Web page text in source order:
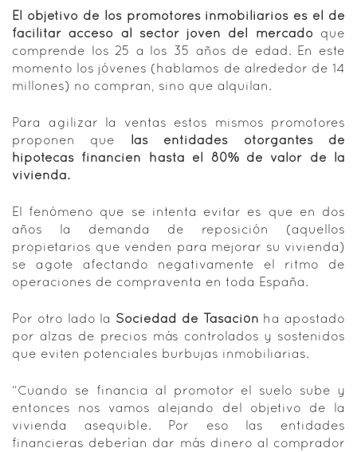
El objetivo de los promotores inmobiliarios es el de
facilitar acceso al sector joven del mercadoque
comprende los 25 a los 35 años de edad. En este
momento los jóvenes (hablamos de alrededor de 14
millones) no compran, sino que alquilan.
Para agilizar la ventas estos mismos promotores
proponen que las entidades otorgantes de
hipotecas financien hasta el 80% de valor de la
vivienda.
El fenómeno que se intenta evitar es que en dos
años la demanda de reposición (aquellos
propietarios que venden para mejorar su vivienda)
se agote afectando negativamente el ritmo de
operaciones de compraventa en toda España.
Por otro lado la Sociedad de Tasación ha apostado
por alzas de precios más controlados y sostenidos
que eviten potenciales burbujas inmobiliarias.
“Cuando se financia al promotor el suelo sube y
entonces nos vamos alejando del objetivo de la
vivienda asequible. Por eso las entidades
financieras deberían dar más dinero al comprador